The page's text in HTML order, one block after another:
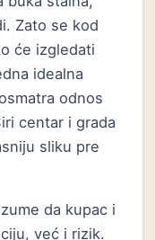
Zato se kod
će izgledati
idealna
odnos
centar i grada
sliku pre
da kupac i
već i rizik.